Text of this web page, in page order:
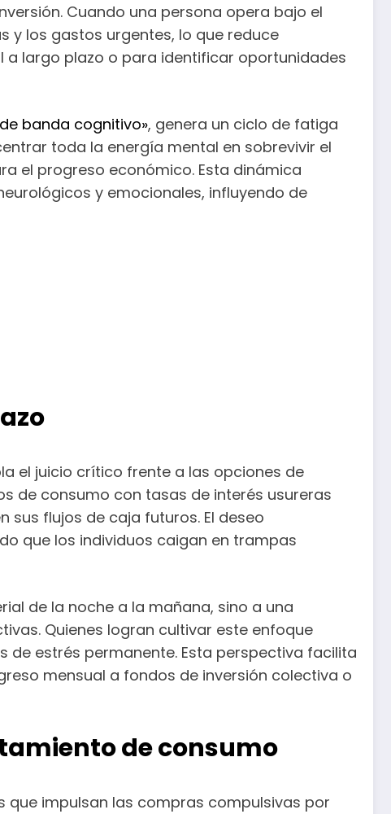
Cuando una persona opera bajo el
y los gastos urgentes, lo que reduce
largo plazo o para identificar oportunidades
banda cognitivo», genera un ciclo de fatiga
toda la energía mental en sobrevivir el
el progreso económico. Esta dinámica
y emocionales, influyendo de
el juicio crítico frente a las opciones de
de consumo con tasas de interés usureras
sus flujos de caja futuros. El deseo
que los individuos caigan en trampas
de la noche a la mañana, sino a una
Quienes logran cultivar este enfoque
estrés permanente. Esta perspectiva facilita
mensual a fondos de inversión colectiva o
de consumo
impulsan las compras compulsivas por